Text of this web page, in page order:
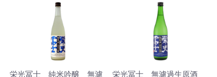
栄光冨士 純米吟醸 無濾 栄光冨士 無濾過生原酒